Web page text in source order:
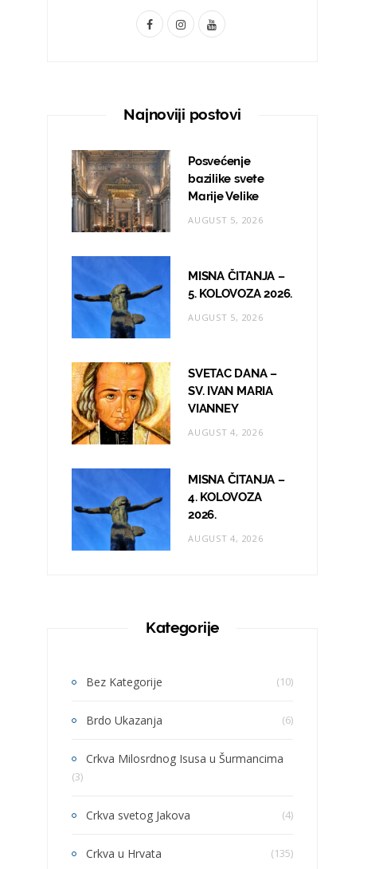
F
o
o
k
I
t
g
a
Y
T
b
e
Najnoviji postovi
Posvećenje
bazilike svete
Marije Velike
AUGUST 5, 2026
MISNA ČITANJA –
5. KOLOVOZA 2026.
AUGUST 5, 2026
SVETAC DANA –
SV. IVAN MARIA
VIANNEY
AUGUST 4, 2026
MISNA ČITANJA –
4. KOLOVOZA
2026.
AUGUST 4, 2026
Kategorije
Bez Kategorije (10)
Brdo Ukazanja (6)
Crkva Milosrdnog Isusa u Šurmancima
(3)
Crkva svetog Jakova (4)
Crkva u Hrvata (135)